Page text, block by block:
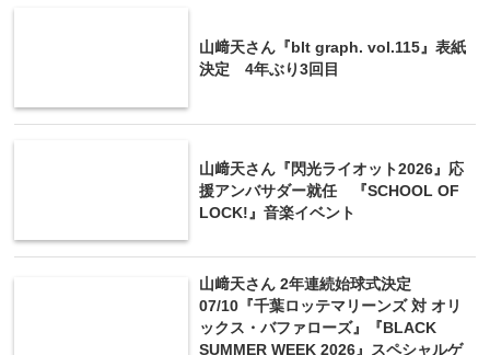
山﨑天さん『blt graph. vol.115』表紙
決定 4年ぶり3回目
山﨑天さん『閃光ライオット2026』応
援アンバサダー就任 『SCHOOL OF
LOCK!』音楽イベント
山﨑天さん 2年連続始球式決定
07/10『千葉ロッテマリーンズ 対 オリ
ックス・バファローズ』『BLACK
SUMMER WEEK 2026』スペシャルゲ